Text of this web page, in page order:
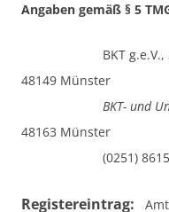
Angaben gemäß § 5
BKT g.e.V.,
48149 Münster
BKT- und
48163 Münster
(0251) 861500,
Registereintrag: